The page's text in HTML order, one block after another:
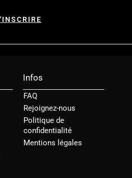
Infos
FAQ
Rejoignez-nous
Politique de
confidentialité
Mentions légales